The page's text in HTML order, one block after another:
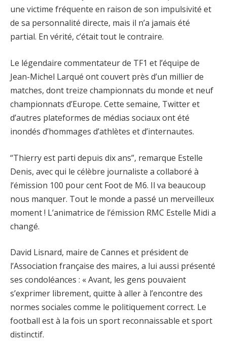
une victime fréquente en raison de son impulsivité et
de sa personnalité directe, mais il n’a jamais été
partial. En vérité, c’était tout le contraire.
Le légendaire commentateur de TF1 et l’équipe de
Jean-Michel Larqué ont couvert près d’un millier de
matches, dont treize championnats du monde et neuf
championnats d’Europe. Cette semaine, Twitter et
d’autres plateformes de médias sociaux ont été
inondés d’hommages d’athlètes et d’internautes.
“Thierry est parti depuis dix ans”, remarque Estelle
Denis, avec qui le célèbre journaliste a collaboré à
l’émission 100 pour cent Foot de M6. Il va beaucoup
nous manquer. Tout le monde a passé un merveilleux
moment ! L’animatrice de l’émission RMC Estelle Midi a
changé.
David Lisnard, maire de Cannes et président de
l’Association française des maires, a lui aussi présenté
ses condoléances : « Avant, les gens pouvaient
s’exprimer librement, quitte à aller à l’encontre des
normes sociales comme le politiquement correct. Le
football est à la fois un sport reconnaissable et sport
distinctif.